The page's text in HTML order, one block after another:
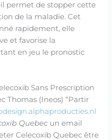
permet de stopper cette
de la maladie. Cet
rapidement, elle
et favorise la
en jeu le pronostic
Sans Prescription
Thomas (Ineos) “Partir
Quebec un email
Celecoxib Quebec être